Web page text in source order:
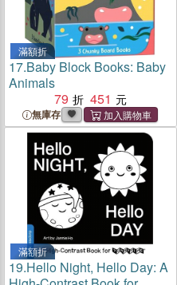
滿額折
17.Baby Block Books: Baby
Animals
79
451
無庫存
滿額折
19.Hello Night, Hello Day: A